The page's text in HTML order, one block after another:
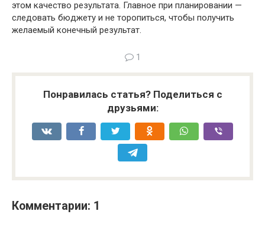
этом качество результата. Главное при планировании —
следовать бюджету и не торопиться, чтобы получить
желаемый конечный результат.
1
Понравилась статья? Поделиться с
друзьями:
Комментарии: 1